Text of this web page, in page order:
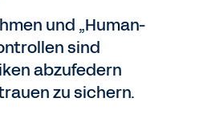
und „Human-
sind
abzufedern
zu sichern.